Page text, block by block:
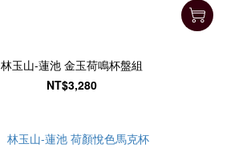
林玉山-蓮池 金玉荷鳴杯盤組
NT$3,280